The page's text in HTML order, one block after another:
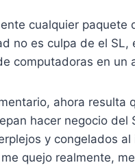
cualquier paquete
no es culpa de el SL,
computadoras en
ahora resulta
hacer negocio
y congelados
quejo realmente,